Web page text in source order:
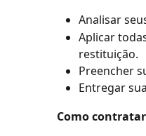
Analisar
Aplicar
restituição.
Preencher
Entregar
Como